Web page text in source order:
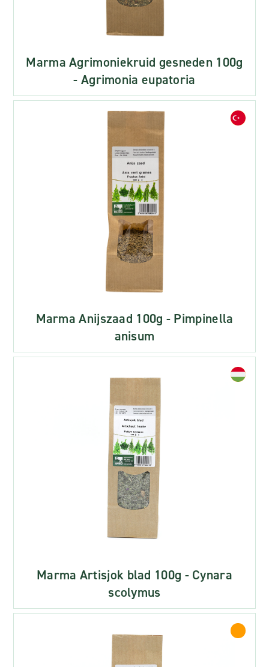
Marma Agrimoniekruid gesneden 100g
- Agrimonia eupatoria
Marma Anijszaad 100g - Pimpinella
anisum
Marma Artisjok blad 100g - Cynara
scolymus